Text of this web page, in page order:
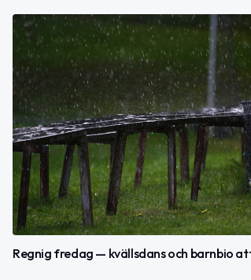
Regnig fredag — kvällsdans och barnbio